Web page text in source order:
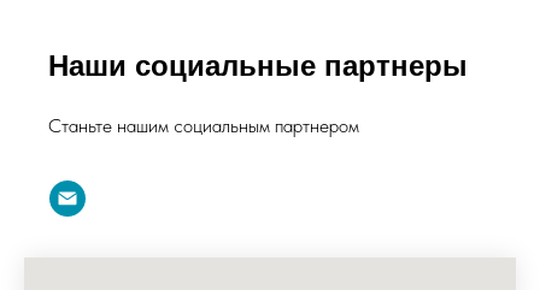
Наши социальные партнеры
Станьте нашим социальным партнером